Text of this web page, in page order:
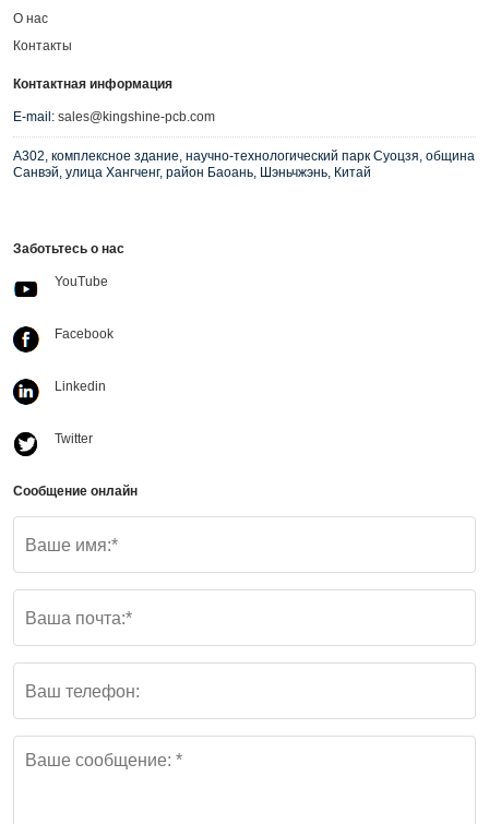
О нас
Контакты
Контактная информация
E-mail: sales@kingshine-pcb.com
A302, комплексное здание, научно-технологический парк Суоцзя, община
Санвэй, улица Хангченг, район Баоань, Шэньчжэнь, Китай
Заботьтесь о нас
YouTube
Facebook
Linkedin
Twitter
Сообщение онлайн